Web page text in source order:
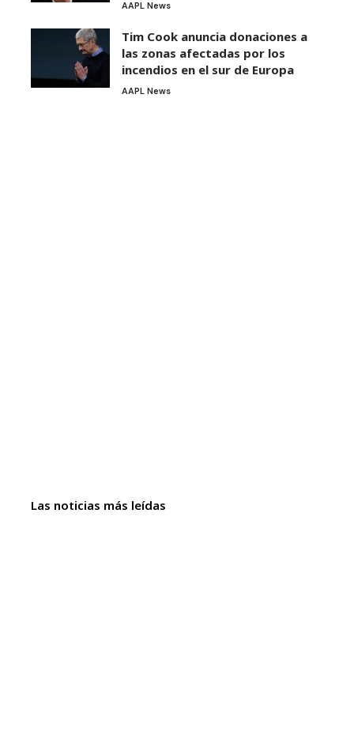
AAPL News
Tim Cook anuncia donaciones a
las zonas afectadas por los
incendios en el sur de Europa
AAPL News
Las noticias más leídas